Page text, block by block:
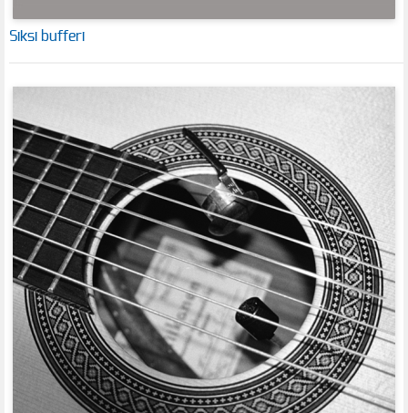
Siksi bufferi